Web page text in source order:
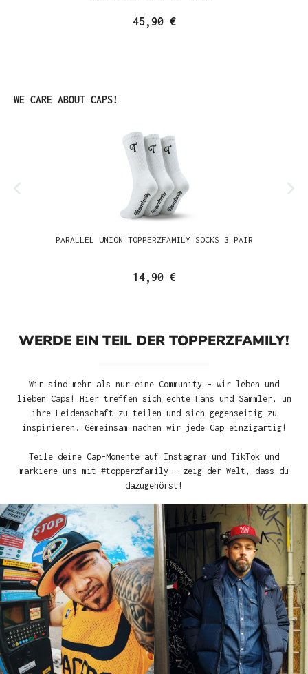
45,90 €
Produktgalerie überspringen
WE CARE ABOUT CAPS!
PARALLEL UNION TOPPERZFAMILY SOCKS 3 PAIR
14,90 €
WERDE EIN TEIL DER TOPPERZFAMILY!
Wir sind mehr als nur eine Community – wir leben und
lieben Caps! Hier treffen sich echte Fans und Sammler, um
ihre Leidenschaft zu teilen und sich gegenseitig zu
inspirieren. Gemeinsam machen wir jede Cap einzigartig!
Teile deine Cap-Momente auf Instagram und TikTok und
markiere uns mit #topperzfamily – zeig der Welt, dass du
dazugehörst!